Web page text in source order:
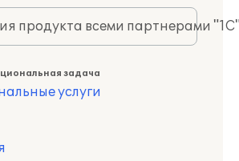
продукта всеми партнерами
задача
услуги